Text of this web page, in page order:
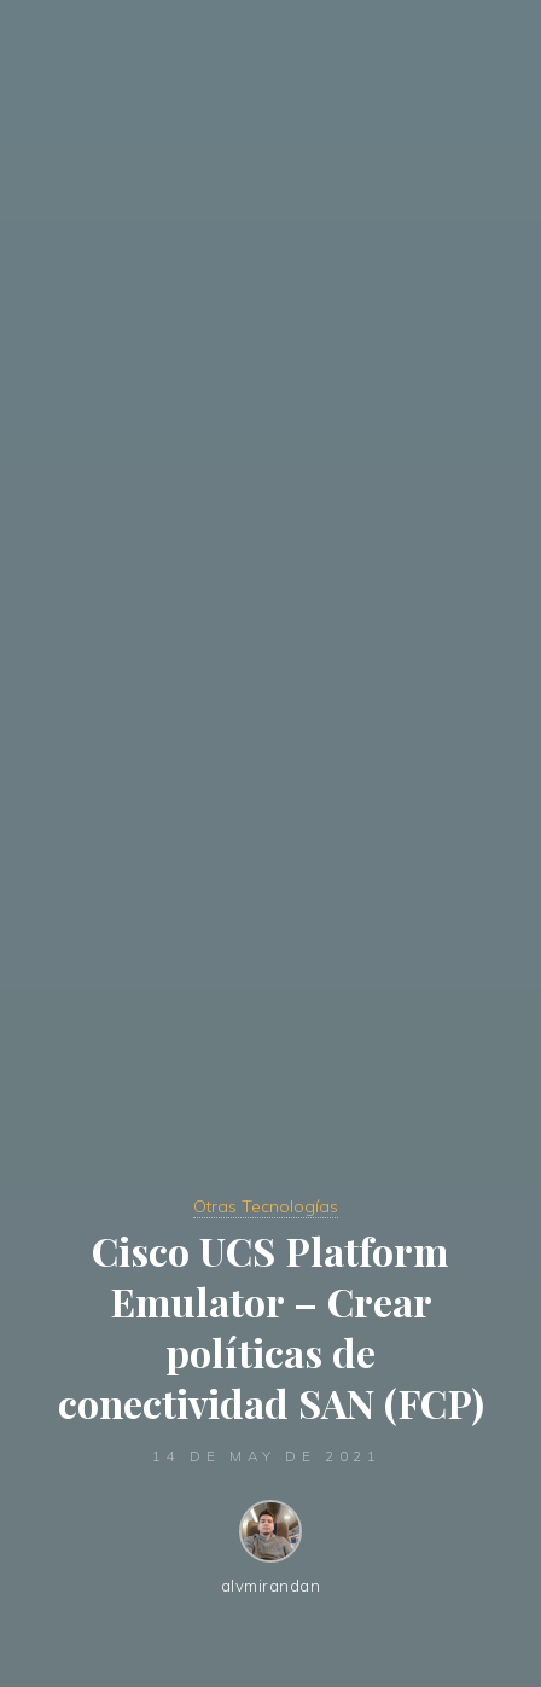
Otras Tecnologías
Cisco UCS Platform
Emulator – Crear
políticas de
conectividad SAN (FCP)
14 DE MAY DE 2021
alvmirandan